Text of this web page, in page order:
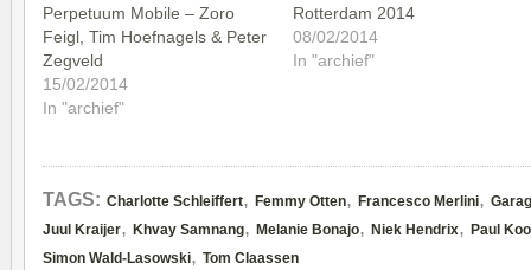
Perpetuum Mobile – Zoro
Feigl, Tim Hoefnagels & Peter
Zegveld
15/02/2014
In "archief"
Rotterdam 2014
08/02/2014
In "archief"
TAGS: Charlotte Schleiffert, Femmy Otten, Francesco Merlini,
Juul Kraijer, Khvay Samnang, Melanie Bonajo, Niek Hendrix, Paul
Simon Wald-Lasowski, Tom Claassen